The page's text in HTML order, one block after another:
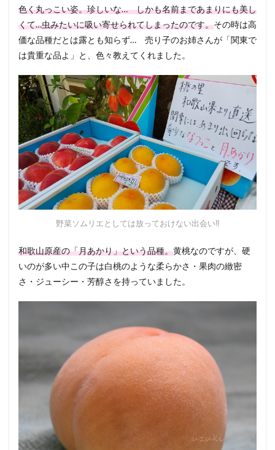
色く丸っこい姿。珍しいな… しかも名前まであまりにも美し
くて…虫みたいに吸い寄せられてしまったのです。その時は高
価な品種だとは露とも知らず… 売り子のお姉さんが「関東で
は貴重な品よ」と、色々教えてくれました。
野菜ソムリエとしては放っておけない出会い‼
和歌山原産の「月あかり」という品種。黄桃なのですが、硬
いのが多い中この子は白桃のような柔らかさ・果肉の緻密
さ・ジューシー・芳醇さを持っていました。